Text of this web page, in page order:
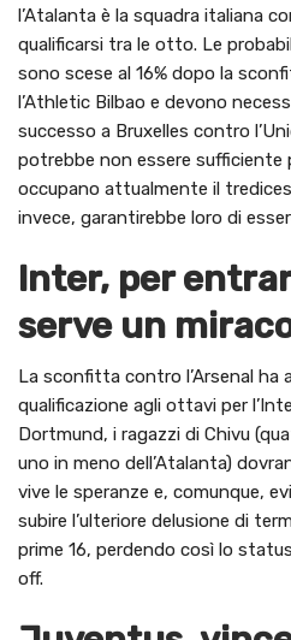
l’Atalanta è la squadra italiana
qualificarsi tra le otto. Le
sono scese al 16% dopo la
l’Athletic Bilbao e devono
successo a Bruxelles contro
potrebbe non essere sufficiente
occupano attualmente il
invece, garantirebbe loro di
Inter, per
serve un
La sconfitta contro l’Arsenal
qualificazione agli ottavi per
Dortmund, i ragazzi di Chivu
uno in meno dell’Atalanta)
vive le speranze e, comunque,
subire l’ulteriore delusione di
prime 16, perdendo così lo
off.